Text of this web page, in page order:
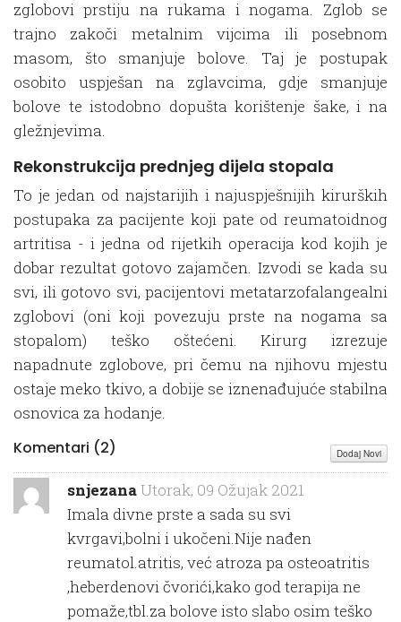
zglobovi prstiju na rukama i nogama. Zglob se
trajno zakoči metalnim vijcima ili posebnom
masom, što smanjuje bolove. Taj je postupak
osobito uspješan na zglavcima, gdje smanjuje
bolove te istodobno dopušta korištenje šake, i na
gležnjevima.
Rekonstrukcija prednjeg dijela stopala
To je jedan od najstarijih i najuspješnijih kirurških
postupaka za pacijente koji pate od reumatoidnog
artritisa - i jedna od rijetkih operacija kod kojih je
dobar rezultat gotovo zajamčen. Izvodi se kada su
svi, ili gotovo svi, pacijentovi metatarzofalangealni
zglobovi (oni koji povezuju prste na nogama sa
stopalom) teško oštećeni. Kirurg izrezuje
napadnute zglobove, pri čemu na njihovu mjestu
ostaje meko tkivo, a dobije se iznenađujuće stabilna
osnovica za hodanje.
Komentari (2) Dodaj Novi
snjezanaUtorak, 09 Ožujak 2021
Imala divne prste a sada su svi
kvrgavi,bolni i ukočeni.Nije nađen
reumatol.atritis, već atroza pa osteoatritis
,heberdenovi čvorići,kako god terapija ne
pomaže,tbl.za bolove isto slabo osim teško